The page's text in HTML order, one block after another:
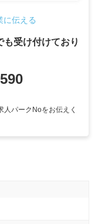
に伝える
受け付けており
人パークNoをお伝えく